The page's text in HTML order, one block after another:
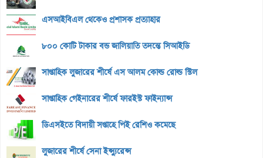
এসআইবিএল থেকেও প্রশাসক প্রত্যাহার
৮০০ কোটি টাকার বন্ড জালিয়াতি তদন্তে সিআইডি
সাপ্তাহিক লুজারের শীর্ষে এস আলম কোল্ড রোল্ড স্টিল
সাপ্তাহিক গেইনারের শীর্ষে ফারইস্ট ফাইন্যান্স
ডিএসইতে বিদায়ী সপ্তাহে পিই রেশিও কমেছে
লুজারের শীর্ষে সেনা ইন্স্যুরেন্স